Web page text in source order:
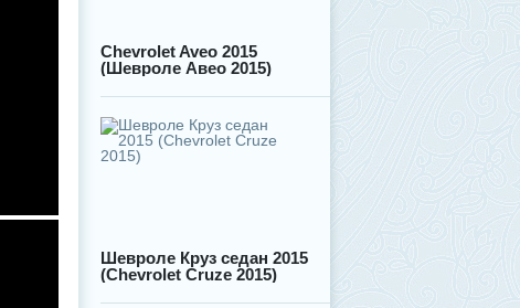
Chevrolet Aveo 2015
(Шевроле Авео 2015)
Шевроле Круз седан 2015
(Chevrolet Cruze 2015)